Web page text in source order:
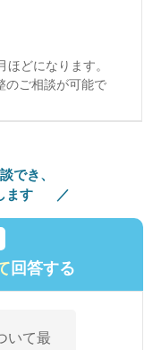
どになります。
のご相談が可能で
でき、
ます
回答する
いて最